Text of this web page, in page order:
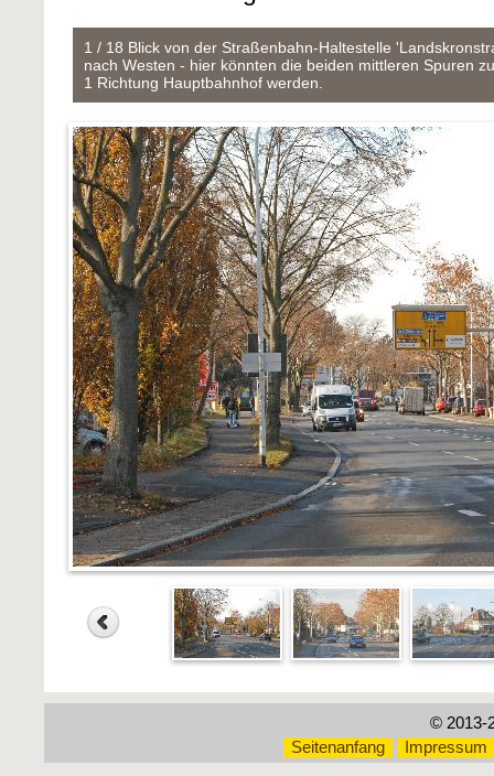
1 / 18 Blick von der Straßenbahn-Haltestelle
nach Westen - hier könnten die beiden mittleren Spuren
1 Richtung Hauptbahnhof werden.
© 2013-
Seitenanfang
Impressum